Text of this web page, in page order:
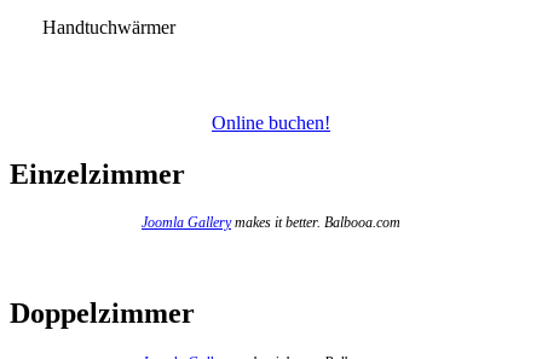
Handtuchwärmer
Online buchen!
Einzelzimmer
Joomla Gallerymakes it better. Balbooa.com
Doppelzimmer